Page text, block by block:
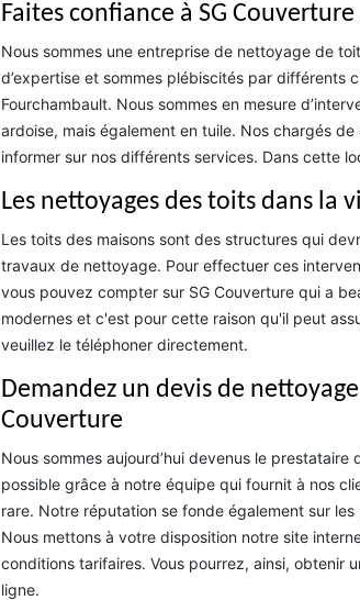
Faites confiance à SG
Nous sommes une entreprise de nettoyage de
d’expertise et sommes plébiscités par différents
Fourchambault. Nous sommes en mesure
ardoise, mais également en tuile. Nos chargés
informer sur nos différents services. Dans cette
Les nettoyages des toits dans la
Les toits des maisons sont des structures qui
travaux de nettoyage. Pour effectuer ces
vous pouvez compter sur SG Couverture qui a
modernes et c'est pour cette raison qu'il peut
veuillez le téléphoner directement.
Demandez un devis de
Couverture
Nous sommes aujourd’hui devenus le
possible grâce à notre équipe qui fournit à nos
rare. Notre réputation se fonde également sur
Nous mettons à votre disposition notre site
conditions tarifaires. Vous pourrez, ainsi, obtenir
ligne.